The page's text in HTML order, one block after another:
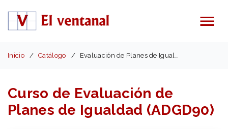
Menú
Inicio Catálogo Evaluación de Planes de Igualdad (ADGD90)
Curso de Evaluación de
Planes de Igualdad (ADGD90)